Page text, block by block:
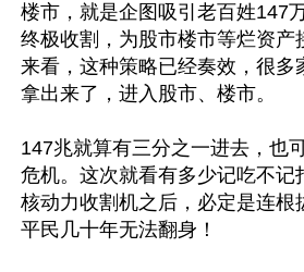
楼市，就是企图吸引老百姓147
终极收割，为股市楼市等烂资产
来看，这种策略已经奏效，很多
拿出来了，进入股市、楼市。
147兆就算有三分之一进去，也
危机。这次就看有多少记吃不记
核动力收割机之后，必定是连根
平民几十年无法翻身！